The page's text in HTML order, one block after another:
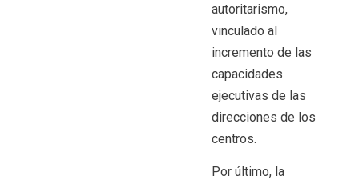
autoritarismo,
vinculado al
incremento de las
capacidades
ejecutivas de las
direcciones de los
centros.
Por último, la